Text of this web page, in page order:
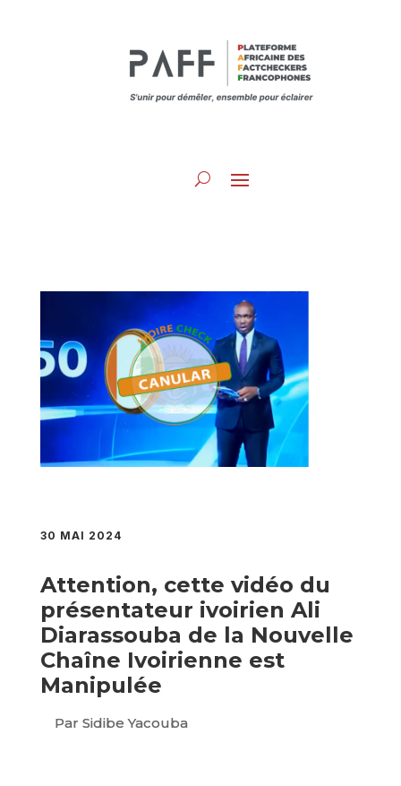
30 MAI 2024
Attention, cette vidéo du
présentateur ivoirien Ali
Diarassouba de la Nouvelle
Chaîne Ivoirienne est
Manipulée
Par Sidibe Yacouba